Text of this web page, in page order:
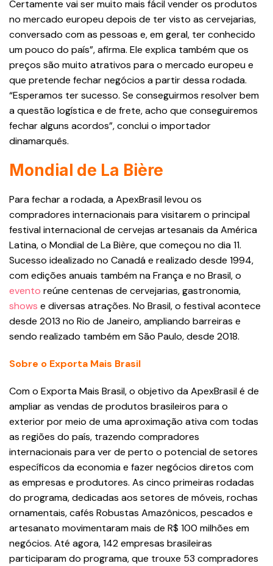
Certamente vai ser muito mais fácil vender os produtos
no mercado europeu depois de ter visto as cervejarias,
conversado com as pessoas e, em geral, ter conhecido
um pouco do país”, afirma. Ele explica também que os
preços são muito atrativos para o mercado europeu e
que pretende fechar negócios a partir dessa rodada.
“Esperamos ter sucesso. Se conseguirmos resolver bem
a questão logística e de frete, acho que conseguiremos
fechar alguns acordos”, conclui o importador
dinamarquês.
Mondial de La Bière
Para fechar a rodada, a ApexBrasil levou os
compradores internacionais para visitarem o principal
festival internacional de cervejas artesanais da América
Latina, o Mondial de La Bière, que começou no dia 11.
Sucesso idealizado no Canadá e realizado desde 1994,
com edições anuais também na França e no Brasil, o
evento reúne centenas de cervejarias, gastronomia,
shows e diversas atrações. No Brasil, o festival acontece
desde 2013 no Rio de Janeiro, ampliando barreiras e
sendo realizado também em São Paulo, desde 2018.
Sobre o Exporta Mais Brasil
Com o Exporta Mais Brasil, o objetivo da ApexBrasil é de
ampliar as vendas de produtos brasileiros para o
exterior por meio de uma aproximação ativa com todas
as regiões do país, trazendo compradores
internacionais para ver de perto o potencial de setores
específicos da economia e fazer negócios diretos com
as empresas e produtores. As cinco primeiras rodadas
do programa, dedicadas aos setores de móveis, rochas
ornamentais, cafés Robustas Amazônicos, pescados e
artesanato movimentaram mais de R$ 100 milhões em
negócios. Até agora, 142 empresas brasileiras
participaram do programa, que trouxe 53 compradores